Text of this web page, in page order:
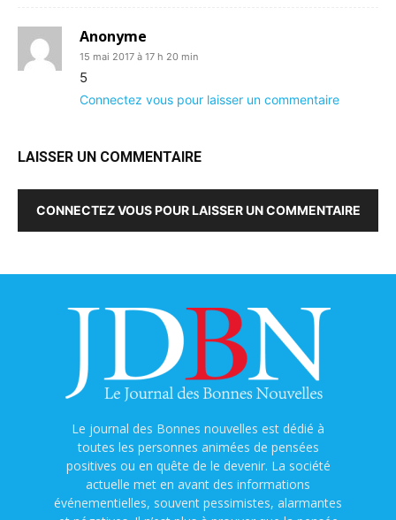
Anonyme
15 mai 2017 à 17 h 20 min
5
Connectez vous pour laisser un commentaire
LAISSER UN COMMENTAIRE
CONNECTEZ VOUS POUR LAISSER UN COMMENTAIRE
Le journal des Bonnes nouvelles est dédié à
toutes les personnes animées de pensées
positives ou en quête de le devenir. La société
actuelle met en avant des informations
événementielles, souvent pessimistes, alarmantes